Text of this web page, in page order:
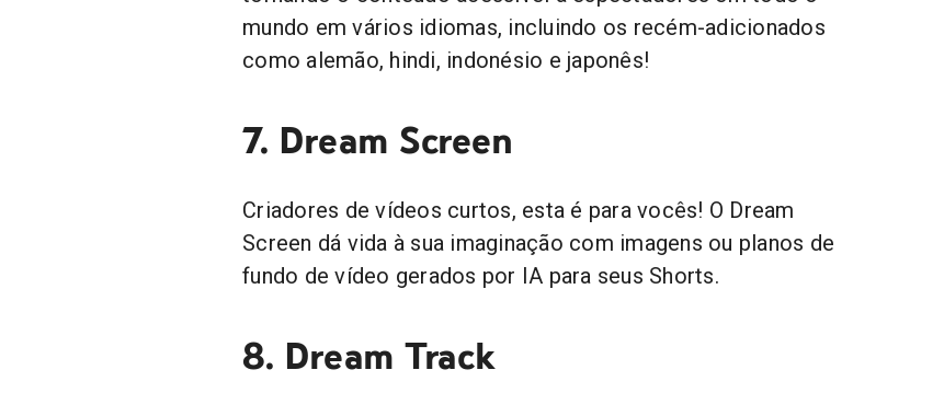
mundo em vários idiomas, incluindo os recém-adicionados
como alemão, hindi, indonésio e japonês!
7. Dream Screen
Criadores de vídeos curtos, esta é para vocês! O Dream
Screen dá vida à sua imaginação com imagens ou planos de
fundo de vídeo gerados por IA para seus Shorts.
8. Dream Track